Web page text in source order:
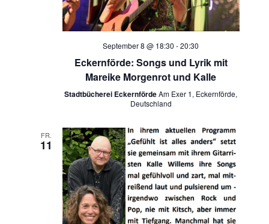
September 8 @ 18:30 -20:30
Eckernförde: Songs und Lyrik mit
Mareike Morgenrot und Kalle
Stadtbücherei EckernfördeAm Exer 1, Eckernförde,
Deutschland
FR.
11